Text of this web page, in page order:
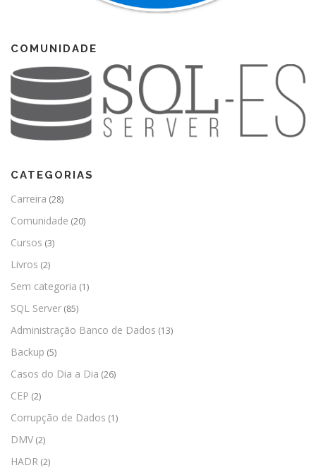
COMUNIDADE
CATEGORIAS
Carreira (28)
Comunidade (20)
Cursos (3)
Livros (2)
Sem categoria (1)
SQL Server (85)
Administração Banco de Dados (13)
Backup (5)
Casos do Dia a Dia (26)
CEP (2)
Corrupção de Dados (1)
DMV (2)
HADR (2)